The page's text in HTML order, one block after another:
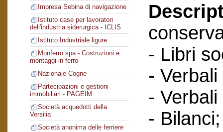
Impresa Sebina di navigazione
Istituto case per lavoratori
dell'industria siderurgica - ICLIS
Istituto Industriale ligure
Monferro spa - Costruzioni e
montaggi in ferro
Nazionale Cogne
Partecipazioni e gestioni
immobiliari - PAGEIM
Società acquedotti della
Versilia
Società anonima delle ferriere
- Libri
-
-
- Bilanci;